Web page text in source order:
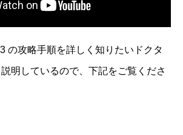
の攻略手順を詳しく知りたいドクタ
明しているので、下記をご覧くださ